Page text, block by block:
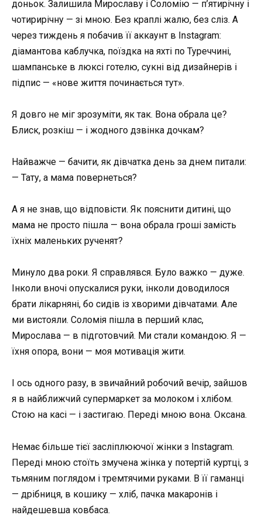
доньок. Залишила Мирославу і Соломію — п’ятирічну і
чотирирічну — зі мною. Без краплі жалю, без сліз. А
через тиждень я побачив її аккаунт в Instagram:
діамантова каблучка, поїздка на яхті по Туреччині,
шампанське в люксі готелю, сукні від дизайнерів і
підпис — «нове життя починається тут».
Я довго не міг зрозуміти, як так. Вона обрала це?
Блиск, розкіш — і жодного дзвінка дочкам?
Найважче — бачити, як дівчатка день за днем питали:
— Тату, а мама повернеться?
А я не знав, що відповісти. Як пояснити дитині, що
мама не просто пішла — вона обрала гроші замість
їхніх маленьких рученят?
Минуло два роки. Я справлявся. Було важко — дуже.
Інколи вночі опускалися руки, інколи доводилося
брати лікарняні, бо сидів із хворими дівчатами. Але
ми вистояли. Соломія пішла в перший клас,
Мирослава — в підготовчий. Ми стали командою. Я —
їхня опора, вони — моя мотивація жити.
І ось одного разу, в звичайний робочий вечір, зайшов
я в найближчий супермаркет за молоком і хлібом.
Стою на касі — і застигаю. Переді мною вона. Оксана.
Немає більше тієї засліплюючої жінки з Instagram.
Переді мною стоїть змучена жінка у потертій куртці, з
тьмяним поглядом і тремтячими руками. В її гаманці
— дрібниця, в кошику — хліб, пачка макаронів і
найдешевша ковбаса.